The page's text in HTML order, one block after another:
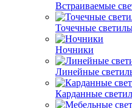
Встраиваемые
Точечные
Ночники
Линейные
Карданные